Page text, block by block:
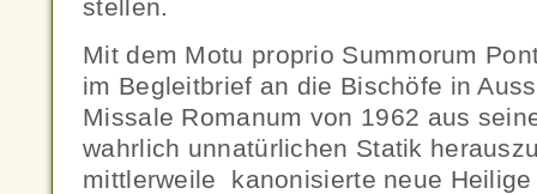
stellen.
Mit dem Motu proprio Summorum
im Begleitbrief an die Bischöfe in
Missale Romanum von 1962 aus
wahrlich unnatürlichen Statik
mittlerweile kanonisierte neue